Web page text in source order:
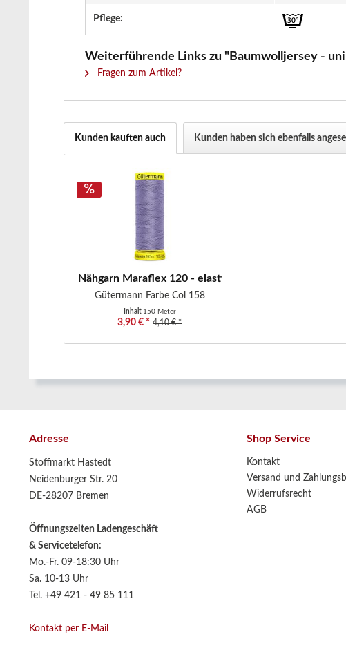
Pflege:
Weiterführende Links zu "Baumwolljersey -
Fragen zum Artikel?
Kunden kauften auch Kunden haben sich ebenfalls
Nähgarn Maraflex 120 - elastisches Nähgarn -...
Gütermann Farbe Col 158
Inhalt 150 Meter
3,90 € * 4,10 € *
Adresse
Stoffmarkt Hastedt
Neidenburger Str. 20
DE-28207 Bremen
Öffnungszeiten Ladengeschäft
& Servicetelefon:
Mo.-Fr. 09-18:30 Uhr
Sa. 10-13 Uhr
Tel. +49 421 - 49 85 111
Kontakt per E-Mail
Shop Service
Kontakt
Versand und
Widerrufsrecht
AGB